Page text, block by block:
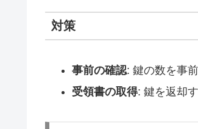
対策
事前の確認: 鍵の数を事
受領書の取得: 鍵を返却